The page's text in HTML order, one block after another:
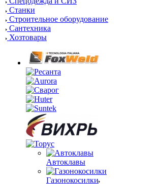
Станки
Строительное оборудование
Сантехника
Хозтовары
Автоклавы
Газонокосилки